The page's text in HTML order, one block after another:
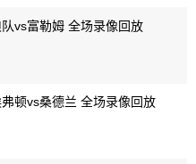
vs富勒姆 全场录像回放
顿vs桑德兰 全场录像回放